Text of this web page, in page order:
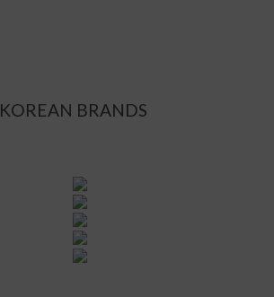
KOREAN BRANDS